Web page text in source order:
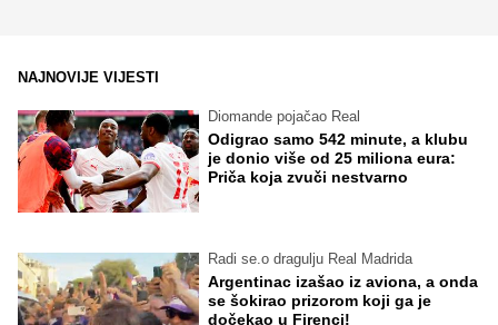
NAJNOVIJE VIJESTI
Diomande pojačao Real
Odigrao samo 542 minute, a klubu
je donio više od 25 miliona eura:
Priča koja zvuči nestvarno
Radi se.o dragulju Real Madrida
Argentinac izašao iz aviona, a onda
se šokirao prizorom koji ga je
dočekao u Firenci!